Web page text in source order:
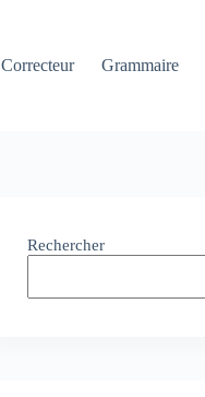
Correcteur Grammaire
Rechercher